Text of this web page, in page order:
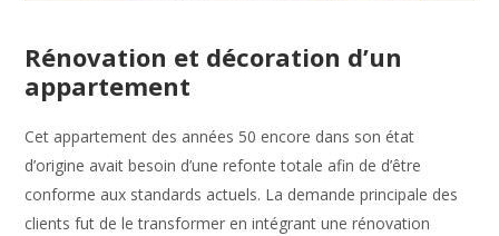
Rénovation et décoration d’un
appartement
Cet appartement des années 50 encore dans son état
d’origine avait besoin d’une refonte totale afin de d’être
conforme aux standards actuels. La demande principale des
clients fut de le transformer en intégrant une rénovation